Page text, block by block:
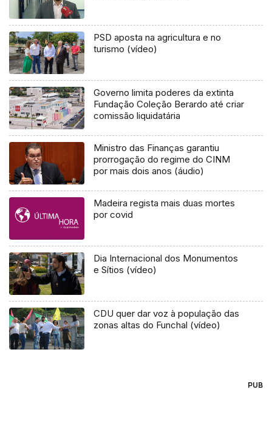
PSD aposta na agricultura e no
turismo (vídeo)
Governo limita poderes da extinta
Fundação Coleção Berardo até criar
comissão liquidatária
Ministro das Finanças garantiu
prorrogação do regime do CINM
por mais dois anos (áudio)
Madeira regista mais duas mortes
por covid
Dia Internacional dos Monumentos
e Sítios (vídeo)
CDU quer dar voz à população das
zonas altas do Funchal (vídeo)
PUB